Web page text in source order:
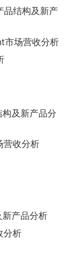
品结构及新产
市场营收分析
及新产品分
营收分析
产品分析
分析